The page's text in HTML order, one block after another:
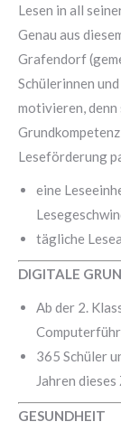
Lesen in all
Genau aus
Grafendorf
Schülerinnen
motivieren,
Leseförderung
eine
tägliche
DIGITALE
Ab der 2.
365 Schüler
Jahren
GESUNDHEIT